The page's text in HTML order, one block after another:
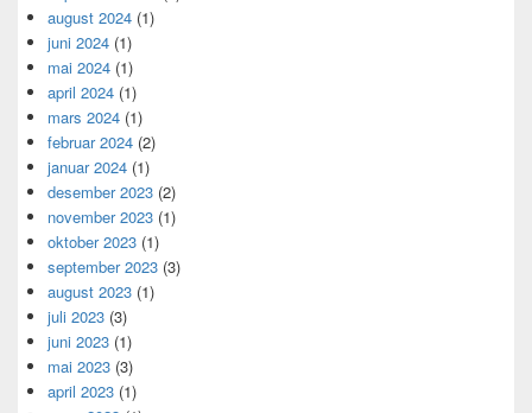
august 2024 (1)
juni 2024 (1)
mai 2024 (1)
april 2024 (1)
mars 2024 (1)
februar 2024 (2)
januar 2024 (1)
desember 2023 (2)
november 2023 (1)
oktober 2023 (1)
september 2023 (3)
august 2023 (1)
juli 2023 (3)
juni 2023 (1)
mai 2023 (3)
april 2023 (1)